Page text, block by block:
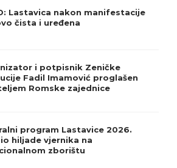
Lastavica nakon manifestacije
čista i uređena
i potpisnik Zeničke
Fadil Imamović proglašen
Romske zajednice
program Lastavice 2026.
hiljade vjernika na
zborištu